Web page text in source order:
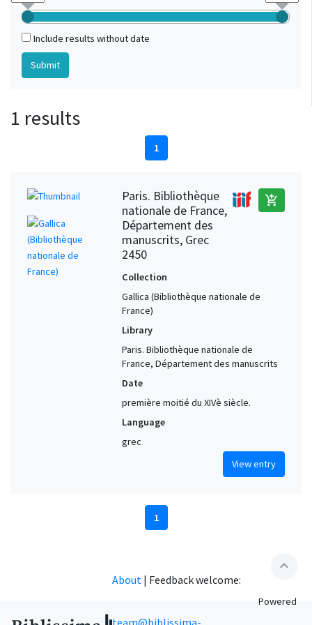
Include results without date
1 results
1
Paris. Bibliothèque
nationale de France,
Département des
manuscrits, Grec
2450
add_shopping_cart
Collection
Gallica (Bibliothèque nationale de
France)
Library
Paris. Bibliothèque nationale de
France, Département des manuscrits
Date
première moitié du XIVè siècle.
Language
grec
View entry
1
expand_less
About | Feedback welcome:
team@biblissima-
Powered